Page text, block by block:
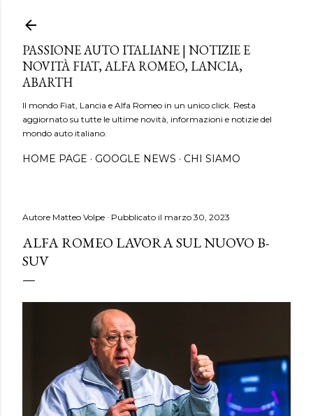
PASSIONE AUTO ITALIANE | NOTIZIE E
NOVITÀ FIAT, ALFA ROMEO, LANCIA,
ABARTH
Il mondo Fiat, Lancia e Alfa Romeo in un unico click. Resta
aggiornato su tutte le ultime novità, informazioni e notizie del
mondo auto italiano.
HOME PAGE GOOGLE NEWS CHI SIAMO
Autore Matteo Volpe Pubblicato il marzo 30, 2023
ALFA ROMEO LAVORA SUL NUOVO B-
SUV